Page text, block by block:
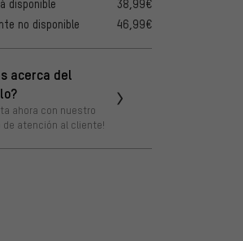
disponible
38,99€
no disponible
46,99€
acerca del
ahora con nuestro
de atención al cliente!